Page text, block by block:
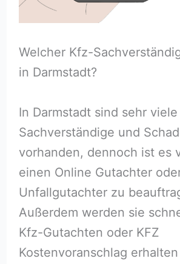
Welcher Kfz-
in Darmstadt?
In Darmstadt sind sehr
Sachverständige und
vorhanden, dennoch ist es
einen Online Gutachter
Unfallgutachter zu
Außerdem werden sie
Kfz-Gutachten oder KFZ
Kostenvoranschlag